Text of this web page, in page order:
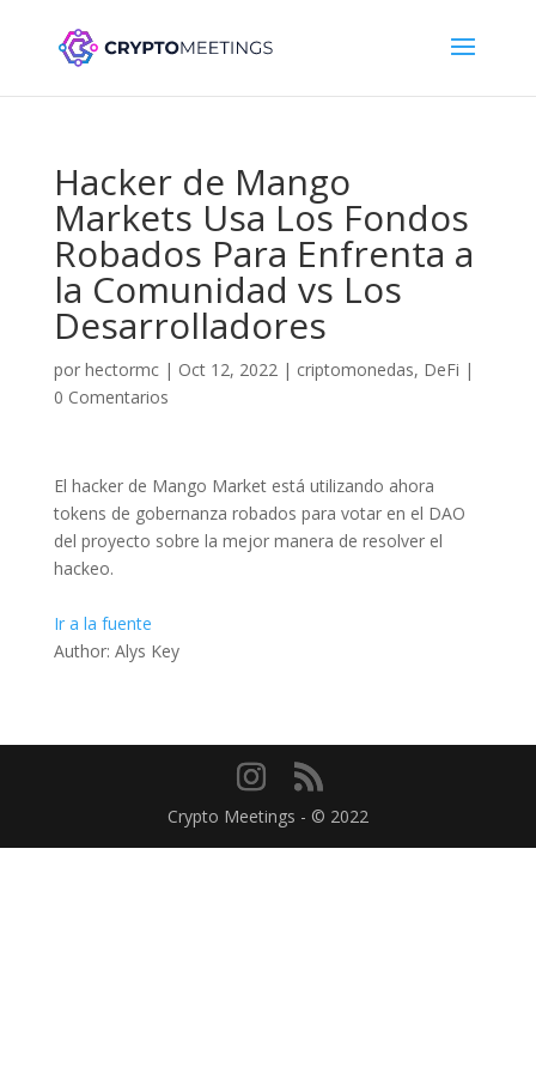
Hacker de Mango
Markets Usa Los Fondos
Robados Para Enfrenta a
la Comunidad vs Los
Desarrolladores
por hectormc| Oct 12, 2022| criptomonedas, DeFi |
0 Comentarios
El hacker de Mango Market está utilizando ahora
tokens de gobernanza robados para votar en el DAO
del proyecto sobre la mejor manera de resolver el
hackeo.
Ir a la fuente
Author: Alys Key
Crypto Meetings - © 2022